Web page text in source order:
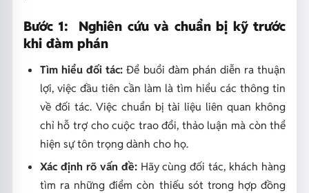
Bước 1: Nghiên cứu và chuẩn bị kỹ trước
khi đàm phán
Tìm hiểu đối tác: Để buổi đàm phán diễn ra thuận
lợi, việc đầu tiên cần làm là tìm hiểu các thông tin
về đối tác. Việc chuẩn bị tài liệu liên quan không
chỉ hỗ trợ cho cuộc trao đổi, thảo luận mà còn thể
hiện sự tôn trọng dành cho họ.
Xác định rõ vấn đề: Hãy cùng đối tác, khách hàng
tìm ra những điểm còn thiếu sót trong hợp đồng